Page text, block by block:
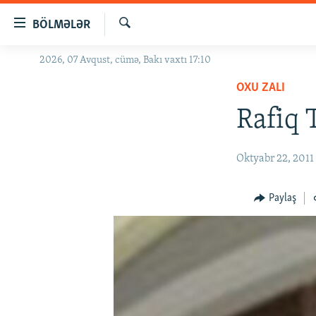
BÖLMƏLƏR
GÜNDƏM
Axtar
2026, 07 Avqust, cümə, Bakı vaxtı 17:10
OXU ZALI
Rafiq
Oktyabr 22, 2011
Paylaş